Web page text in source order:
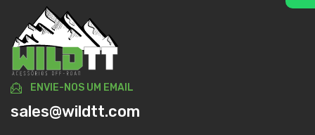
ENVIE-NOS UM EMAIL
sales@wildtt.com